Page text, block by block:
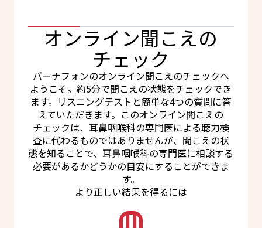
オンライン聞こえの
チェック
バーナフォンのオンライン聞こえのチェックへ
ようこそ。約5分で聞こえの状態をチェックでき
ます。リスニングテストと簡単な4つの質問に答
えていただきます。このオンライン聞こえの
チェックは、耳鼻咽喉科の専門医による聴力検
査に代わるものではありませんが、聞こえの状
態を知ることで、耳鼻咽喉科の専門医に相談する
必要があるかどうかの目安にすることができま
す。
より正しい結果を得るには